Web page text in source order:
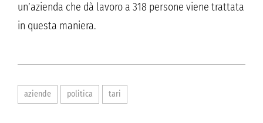
un’azienda che dà lavoro a 318 persone viene trattata
in questa maniera.
aziende politica tari